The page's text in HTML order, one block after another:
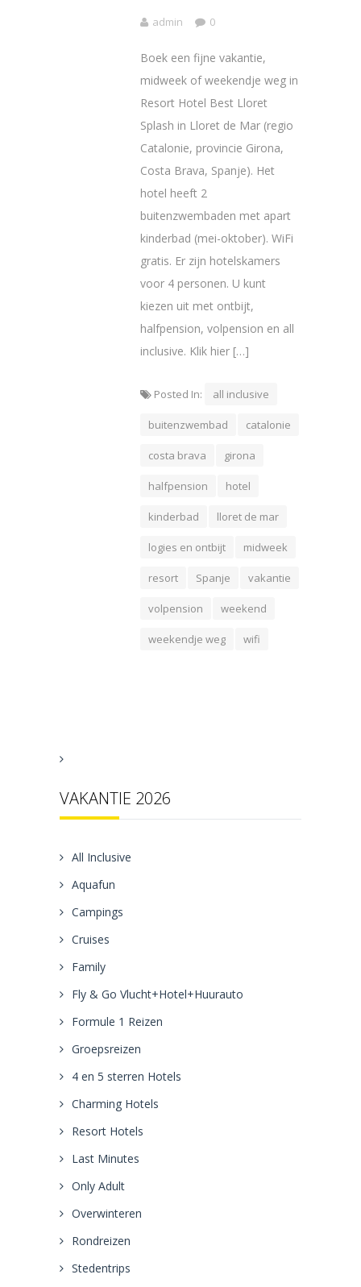
admin 0
Boek een fijne vakantie,
midweek of weekendje weg in
Resort Hotel Best Lloret
Splash in Lloret de Mar (regio
Catalonie, provincie Girona,
Costa Brava, Spanje). Het
hotel heeft 2
buitenzwembaden met apart
kinderbad (mei-oktober). WiFi
gratis. Er zijn hotelskamers
voor 4 personen. U kunt
kiezen uit met ontbijt,
halfpension, volpension en all
inclusive. Klik hier […]
Posted In: all inclusive
buitenzwembad catalonie
costa brava girona
halfpension hotel
kinderbad lloret de mar
logies en ontbijt midweek
resort Spanje vakantie
volpension weekend
weekendje weg wifi
VAKANTIE 2026
All Inclusive
Aquafun
Campings
Cruises
Family
Fly & Go Vlucht+Hotel+Huurauto
Formule 1 Reizen
Groepsreizen
4 en 5 sterren Hotels
Charming Hotels
Resort Hotels
Last Minutes
Only Adult
Overwinteren
Rondreizen
Stedentrips